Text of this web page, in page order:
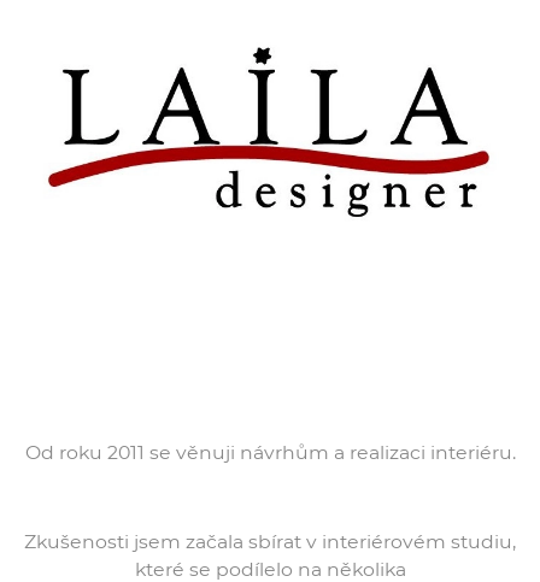
Od roku 2011 se věnuji návrhům a realizaci interiéru.
Zkušenosti jsem začala sbírat v interiérovém studiu,
které se podílelo na několika